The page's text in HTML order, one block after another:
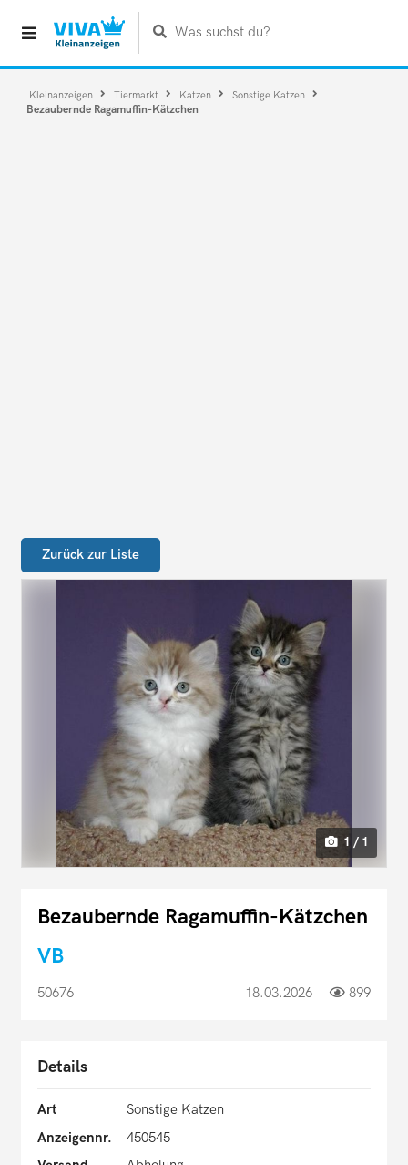
Was suchst du?
Kleinanzeigen Tiermarkt Katzen Sonstige Katzen
Bezaubernde Ragamuffin-Kätzchen
Zurück zur Liste
1 / 1
Bezaubernde Ragamuffin-Kätzchen
VB
50676 18.03.2026 899
Details
Art
Sonstige Katzen
Anzeigennr.
450545